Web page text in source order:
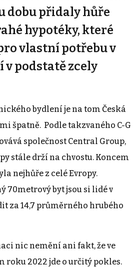
dobu přidaly hůře
hypotéky, které
vlastní potřebu v
v podstatě zcely
bydlení je na tom Česká
špatně. Podle takzvaného C-G
společnost Central Group,
stále drží na chvostu. Koncem
nejhůře z celé Evropy.
70metrový byt jsou si lidé v
za 14,7 průměrného hrubého
nic nemění ani fakt, že ve
roku 2022 jde o určitý pokles.